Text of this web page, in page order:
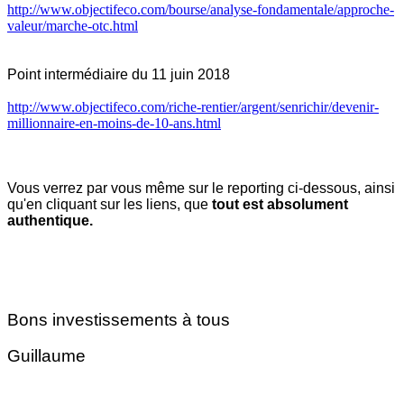
http://www.objectifeco.com/bourse/analyse-fondamentale/approche-
valeur/marche-otc.html
Point intermédiaire du 11 juin 2018
http://www.objectifeco.com/riche-rentier/argent/senrichir/devenir-
millionnaire-en-moins-de-10-ans.html
Vous verrez par vous même sur le reporting ci-dessous, ainsi
qu'en cliquant sur les liens, que tout est absolument
authentique.
Bons investissements à tous
Guillaume